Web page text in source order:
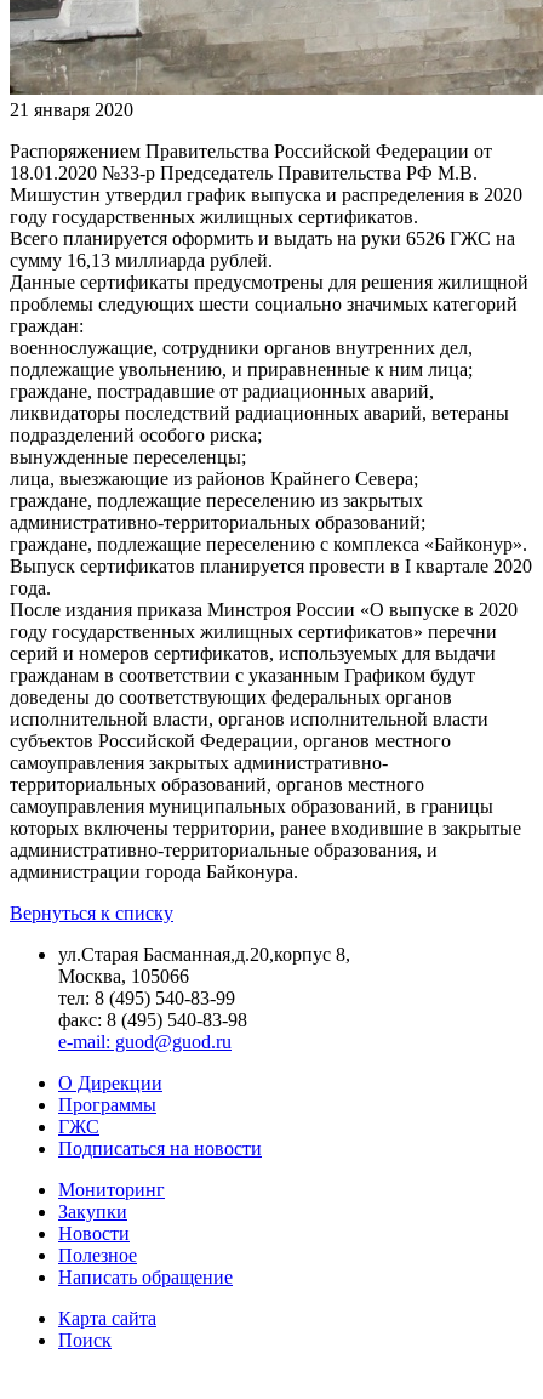
21 января 2020
Распоряжением Правительства Российской Федерации от
18.01.2020 №33-р Председатель Правительства РФ М.В.
Мишустин утвердил график выпуска и распределения в 2020
году государственных жилищных сертификатов.
Всего планируется оформить и выдать на руки 6526 ГЖС на
сумму 16,13 миллиарда рублей.
Данные сертификаты предусмотрены для решения жилищной
проблемы следующих шести социально значимых категорий
граждан:
военнослужащие, сотрудники органов внутренних дел,
подлежащие увольнению, и приравненные к ним лица;
граждане, пострадавшие от радиационных аварий,
ликвидаторы последствий радиационных аварий, ветераны
подразделений особого риска;
вынужденные переселенцы;
лица, выезжающие из районов Крайнего Севера;
граждане, подлежащие переселению из закрытых
административно-территориальных образований;
граждане, подлежащие переселению с комплекса «Байконур».
Выпуск сертификатов планируется провести в I квартале 2020
года.
После издания приказа Минстроя России «О выпуске в 2020
году государственных жилищных сертификатов» перечни
серий и номеров сертификатов, используемых для выдачи
гражданам в соответствии с указанным Графиком будут
доведены до соответствующих федеральных органов
исполнительной власти, органов исполнительной власти
субъектов Российской Федерации, органов местного
самоуправления закрытых административно-
территориальных образований, органов местного
самоуправления муниципальных образований, в границы
которых включены территории, ранее входившие в закрытые
административно-территориальные образования, и
администрации города Байконура.
Вернуться к списку
ул.Старая Басманная,д.20,корпус 8,
Москва, 105066
тел: 8 (495) 540-83-99
факс: 8 (495) 540-83-98
e-mail: guod@guod.ru
О Дирекции
Программы
ГЖС
Подписаться на новости
Мониторинг
Закупки
Новости
Полезное
Написать обращение
Карта сайта
Поиск